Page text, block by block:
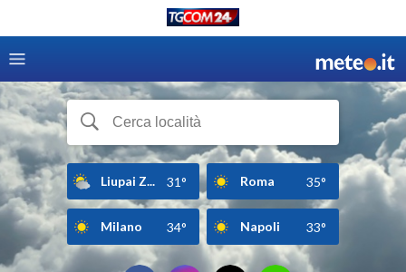
Liupai Z... 31° Roma 35°
Milano 34° Napoli 33°